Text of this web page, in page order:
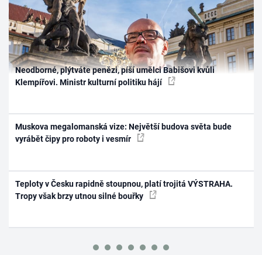
Neodborné, plýtváte penězi, píší umělci Babišovi kvůli
Klempířovi. Ministr kulturní politiku hájí
Muskova megalomanská vize: Největší budova světa bude
vyrábět čipy pro roboty i vesmír
Teploty v Česku rapidně stoupnou, platí trojitá VÝSTRAHA.
Tropy však brzy utnou silné bouřky